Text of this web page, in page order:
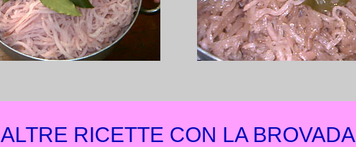
ALTRE RICETTE CON LA BROVADA